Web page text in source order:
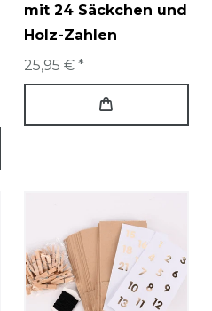
mit 24 Säckchen und
Holz-Zahlen
25,95 € *